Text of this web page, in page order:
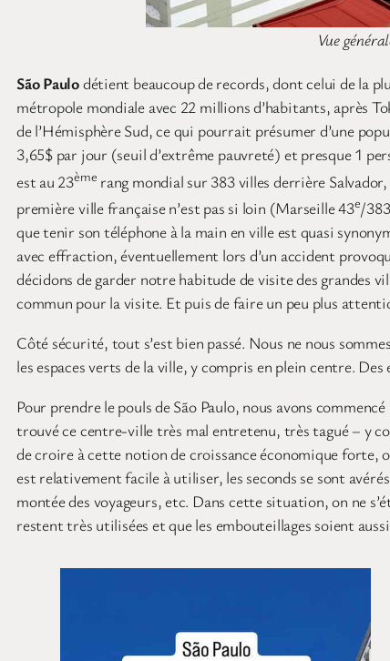
Vue
São Paulodétient beaucoup de records, dont celui de la
métropole mondiale avec 22 millions d’habitants, après
de l’Hémisphère Sud, ce qui pourrait présumer d’une
3,65$ par jour (seuil d’extrême pauvreté) et presque 1
est au 23ème rang mondial sur 383 villes derrière
première ville française n’est pas si loin (Marseille 43e/
que tenir son téléphone à la main en ville est quasi
avec effraction, éventuellement lors d’un accident
décidons de garder notre habitude de visite des grandes
commun pour la visite. Et puis de faire un peu plus
Côté sécurité, tout s’est bien passé. Nous ne nous
les espaces verts de la ville, y compris en plein centre.
Pour prendre le pouls de São Paulo, nous avons
trouvé ce centre-ville très mal entretenu, très tagué – y
de croire à cette notion de croissance économique forte,
est relativement facile à utiliser, les seconds se sont
montée des voyageurs, etc. Dans cette situation, on ne
restent très utilisées et que les embouteillages soient